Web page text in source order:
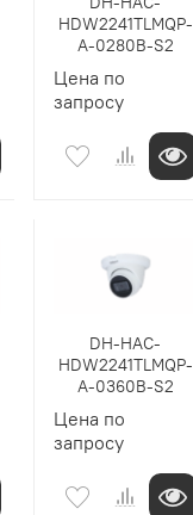
HDW2241TLMQP-
A-0280B-S2
Цена по
запросу
DH-HAC-
HDW2241TLMQP-
A-0360B-S2
Цена по
запросу